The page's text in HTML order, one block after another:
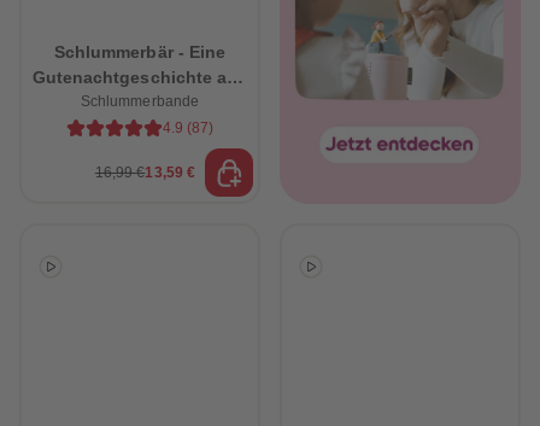
Schlummerbär - Eine
Gutenachtgeschichte aus
dem Schlummerwald
Schlummerbande
4.9 (87)
16,99 €13,59 €